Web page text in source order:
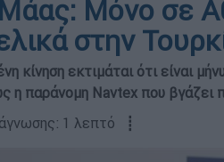
Μόνο σε
στην
κίνηση εκτιμάται ότι είναι
η παράνομη Navtex που βγάζει
1 λεπτό ┋